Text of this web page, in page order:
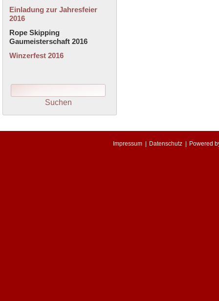
Einladung zur Jahresfeier
2016
Rope Skipping
Gaumeisterschaft 2016
Winzerfest 2016
Impressum Datenschutz Powered